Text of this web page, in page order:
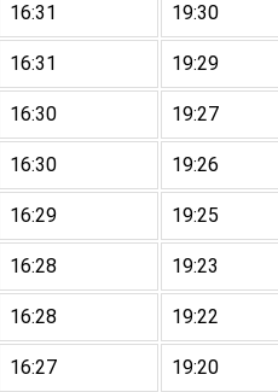
16:31 19:30
16:31 19:29
16:30 19:27
16:30 19:26
16:29 19:25
16:28 19:23
16:28 19:22
16:27 19:20